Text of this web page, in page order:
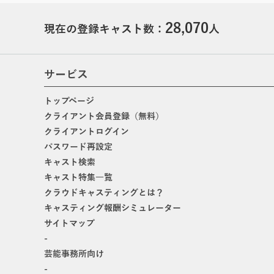
現在の登録キャスト数： 28,070人
サービス
トップページ
クライアント会員登録（無料）
クライアントログイン
パスワード再設定
キャスト検索
キャスト特集一覧
クラウドキャスティングとは？
キャスティング報酬シミュレーター
サイトマップ
-
芸能事務所向け
-